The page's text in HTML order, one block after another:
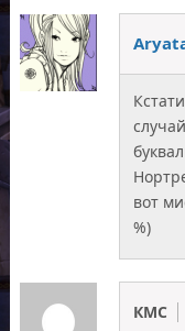
вот
%)
КМС